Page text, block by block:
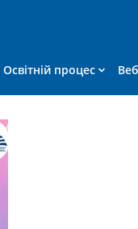
Освітній процес